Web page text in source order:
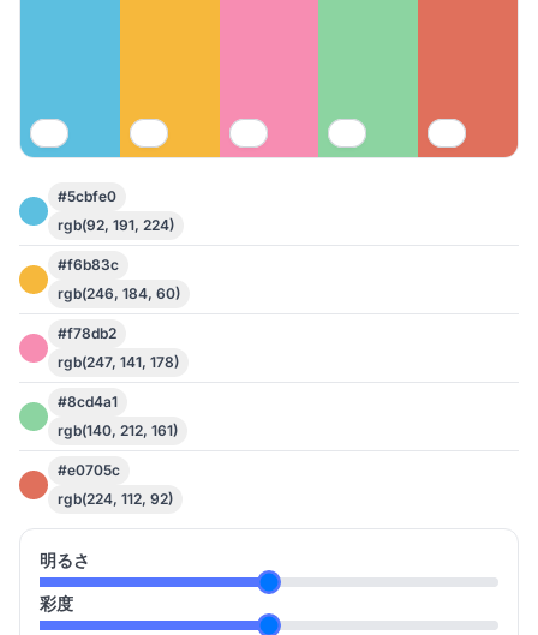
#5cbfe0
rgb(92, 191, 224)
#f6b83c
rgb(246, 184, 60)
#f78db2
rgb(247, 141, 178)
#8cd4a1
rgb(140, 212, 161)
#e0705c
rgb(224, 112, 92)
明るさ
彩度